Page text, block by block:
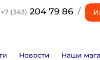
+7 (343) 204 79 86 /
Новости Наши